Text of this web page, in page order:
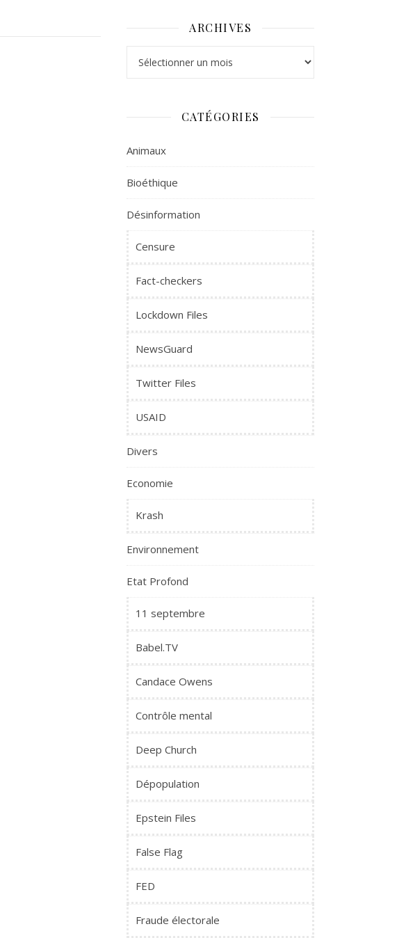
ARCHIVES
CATÉGORIES
Animaux
Bioéthique
Désinformation
Censure
Fact-checkers
Lockdown Files
NewsGuard
Twitter Files
USAID
Divers
Economie
Krash
Environnement
Etat Profond
11 septembre
Babel.TV
Candace Owens
Contrôle mental
Deep Church
Dépopulation
Epstein Files
False Flag
FED
Fraude électorale